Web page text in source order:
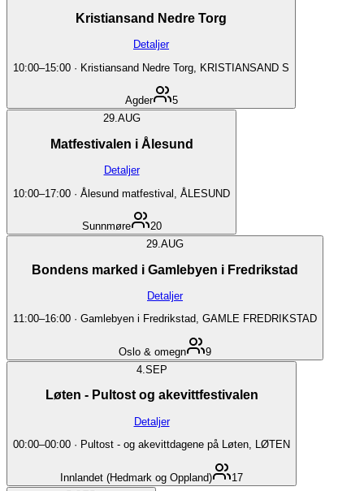
Kristiansand Nedre Torg
Detaljer
10:00–15:00 · Kristiansand Nedre Torg, KRISTIANSAND S
Agder
5
29.AUG
Matfestivalen i Ålesund
Detaljer
10:00–17:00 · Ålesund matfestival, ÅLESUND
Sunnmøre
20
29. AUG
Bondens marked i Gamlebyen i Fredrikstad
Detaljer
11:00–16:00 · Gamlebyen i Fredrikstad, GAMLE FREDRIKSTAD
Oslo & omegn
9
4. SEP
Løten - Pultost og akevittfestivalen
Detaljer
00:00–00:00 · Pultost - og akevittdagene på Løten, LØTEN
Innlandet (Hedmark og Oppland)
17